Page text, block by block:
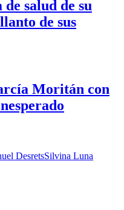
salud de su
de sus
Moritán con
DesretsSilvina Luna